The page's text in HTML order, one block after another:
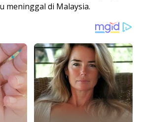
meninggal di Malaysia.